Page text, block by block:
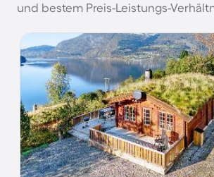
und bestem Preis-Leistungs-